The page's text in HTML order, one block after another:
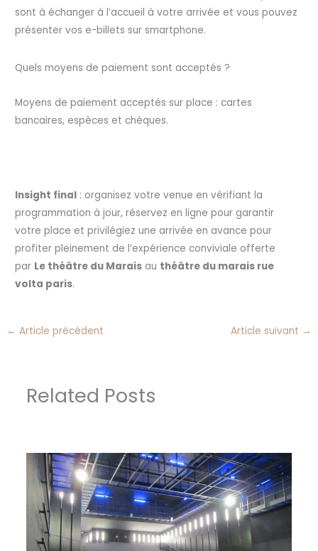
sont à échanger à l’accueil à votre arrivée et vous pouvez
présenter vos e-billets sur smartphone.
Quels moyens de paiement sont acceptés ?
Moyens de paiement acceptés sur place : cartes
bancaires, espèces et chèques.
Insight final : organisez votre venue en vérifiant la
programmation à jour, réservez en ligne pour garantir
votre place et privilégiez une arrivée en avance pour
profiter pleinement de l’expérience conviviale offerte
par Le théâtre du Marais au théâtre du marais rue
volta paris.
← Article précédent Article suivant →
Related Posts